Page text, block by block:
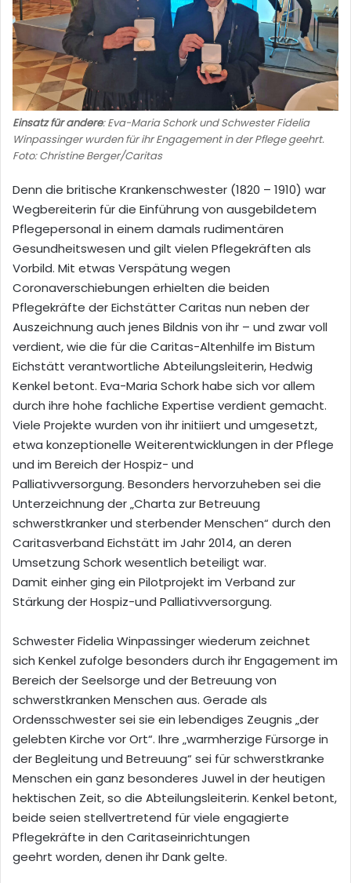
Einsatz für andere: Eva-Maria Schork und Schwester Fidelia
Winpassinger wurden für ihr Engagement in der Pflege geehrt.
Foto: Christine Berger/Caritas
Denn die britische Krankenschwester (1820 – 1910) war
Wegbereiterin für die Einführung von ausgebildetem
Pflegepersonal in einem damals rudimentären
Gesundheitswesen und gilt vielen Pflegekräften als
Vorbild. Mit etwas Verspätung wegen
Coronaverschiebungen erhielten die beiden
Pflegekräfte der Eichstätter Caritas nun neben der
Auszeichnung auch jenes Bildnis von ihr – und zwar voll
verdient, wie die für die Caritas-Altenhilfe im Bistum
Eichstätt verantwortliche Abteilungsleiterin, Hedwig
Kenkel betont. Eva-Maria Schorkhabe sich vor allem
durch ihre hohe fachliche Expertise verdient gemacht.
Viele Projekte wurden von ihrinitiiert und umgesetzt,
etwa konzeptionelle Weiterentwicklungen in der Pflege
und im Bereich derHospiz- und
Palliativversorgung. Besonders hervorzuheben seidie
Unterzeichnung der „Charta zur Betreuung
schwerstkranker und sterbender Menschen“ durch den
Caritasverband Eichstätt im Jahr 2014, an deren
Umsetzung Schorkwesentlich beteiligt war.
Damit einher ging ein Pilotprojekt im Verband zur
Stärkung der Hospiz-und Palliativversorgung.
SchwesterFidelia Winpassingerwiederum zeichnet
sich Kenkel zufolge besonders durch ihrEngagement im
Bereich der Seelsorge und derBetreuung von
schwerstkranken Menschen aus. Gerade als
Ordensschwestersei sie ein lebendiges Zeugnis „der
gelebten Kirche vor Ort“. Ihre „warmherzige Fürsorge in
der Begleitung und Betreuung“ sei fürschwerstkranke
Menschen ein ganz besonderes Juwel in der heutigen
hektischen Zeit, so die Abteilungsleiterin. Kenkelbetont,
beide seien stellvertretend für viele engagierte
Pflegekräfte in den Caritaseinrichtungen
geehrt worden, denen ihr Dank gelte.